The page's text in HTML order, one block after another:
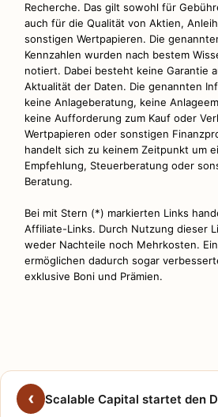
Recherche. Das gilt sowohl für
auch für die Qualität von Aktien,
sonstigen Wertpapieren. Die
Kennzahlen wurden nach bestem
notiert. Dabei besteht keine Garantie
Aktualität der Daten. Die genannten
keine Anlageberatung, keine
keine Aufforderung zum Kauf oder
Wertpapieren oder sonstigen
handelt sich zu keinem Zeitpunkt um
Empfehlung, Steuerberatung oder
Beratung.
Bei mit Stern (*) markierten Links
Affiliate-Links. Durch Nutzung dieser
weder Nachteile noch Mehrkosten.
ermöglichen dadurch sogar
exklusive Boni und Prämien.
Scalable Capital startet den